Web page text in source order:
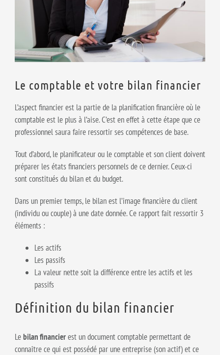
Le comptable et votre bilan financier
L’aspect financier est la partie de la planification financière où le
comptable est le plus à l’aise. C’est en effet à cette étape que ce
professionnel saura faire ressortir ses compétences de base.
Tout d’abord, le planificateur ou le comptable et son client doivent
préparer les états financiers personnels de ce dernier. Ceux-ci
sont constitués du bilan et du budget.
Dans un premier temps, le bilan est l’image financière du client
(individu ou couple) à une date donnée. Ce rapport fait ressortir 3
éléments :
Les actifs
Les passifs
La valeur nette soit la différence entre les actifs et les
passifs
Définition du bilan financier
Lebilan financierest un document comptable permettant de
connaître ce qui est possédé par une entreprise (son actif) et ce